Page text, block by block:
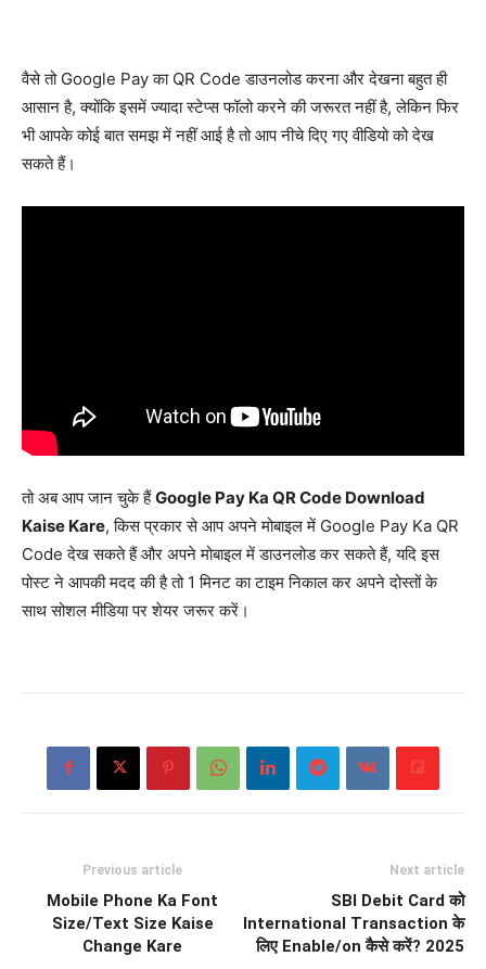
वैसे तो Google Pay का QR Code डाउनलोड करना और देखना बहुत ही
आसान है, क्योंकि इसमें ज्यादा स्टेप्स फॉलो करने की जरूरत नहीं है, लेकिन फिर
भी आपके कोई बात समझ में नहीं आई है तो आप नीचे दिए गए वीडियो को देख
सकते हैं।
तो अब आप जान चुके हैंGoogle Pay Ka QR Code Download
Kaise Kare, किस प्रकार से आप अपने मोबाइल में Google Pay Ka QR
Code देख सकते हैं और अपने मोबाइल में डाउनलोड कर सकते हैं, यदि इस
पोस्ट ने आपकी मदद की है तो 1 मिनट का टाइम निकाल कर अपने दोस्तों के
साथ सोशल मीडिया पर शेयर जरूर करें।
Previous article
Mobile Phone Ka Font
Size/Text Size Kaise
Change Kare
Next article
SBI Debit Card को
International Transaction के
लिए Enable/on कैसे करें? 2025